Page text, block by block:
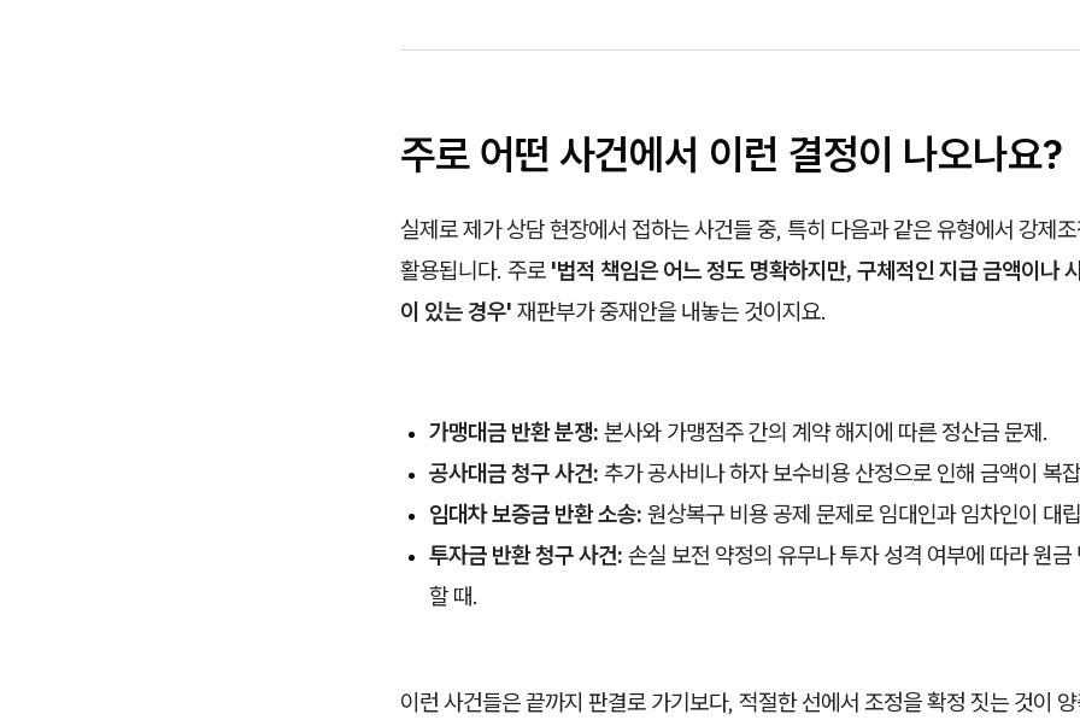
주로 어떤 사건에서 이런 결정이 나오나요?
실제로 제가 상담 현장에서 접하는 사건들 중, 특히 다음과 같은 유형에서 강제
활용됩니다. 주로 '법적 책임은 어느 정도 명확하지만, 구체적인 지급 금액이나
이 있는 경우' 재판부가 중재안을 내놓는 것이지요.
가맹대금 반환 분쟁: 본사와 가맹점주 간의 계약 해지에 따른 정산금 문제.
공사대금 청구 사건: 추가 공사비나 하자 보수비용 산정으로 인해 금액이 복
임대차 보증금 반환 소송: 원상복구 비용 공제 문제로 임대인과 임차인이 대
투자금 반환 청구 사건: 손실 보전 약정의 유무나 투자 성격 여부에 따라 원금
할 때.
이런 사건들은 끝까지 판결로 가기보다, 적절한 선에서 조정을 확정 짓는 것이